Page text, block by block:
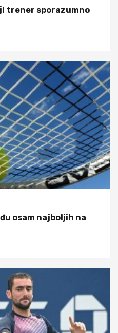
trener sporazumno
osam najboljih na